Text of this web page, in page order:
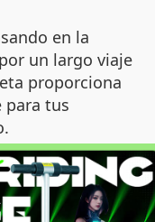
en la
un largo viaje
proporciona
para tus